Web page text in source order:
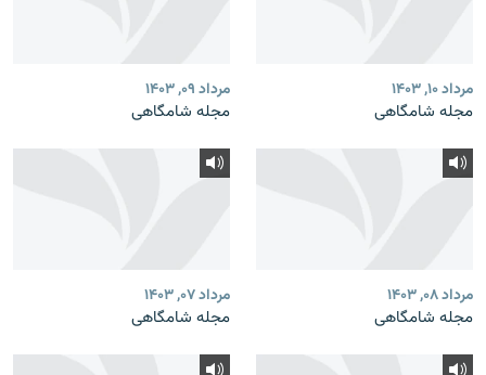
مرداد ۱۰, ۱۴۰۳
مجله شامگاهی
مرداد ۰۹, ۱۴۰۳
مجله شامگاهی
مرداد ۰۸, ۱۴۰۳
مجله شامگاهی
مرداد ۰۷, ۱۴۰۳
مجله شامگاهی